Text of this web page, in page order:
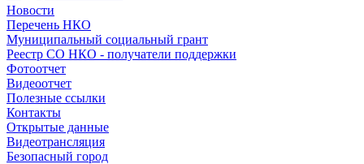
Новости
Перечень НКО
Муниципальный социальный грант
Реестр СО НКО - получатели поддержки
Фотоотчет
Видеоотчет
Полезные ссылки
Контакты
Открытые данные
Видеотрансляция
Безопасный город